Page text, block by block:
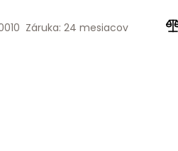
Záruka: 24 mesiacov